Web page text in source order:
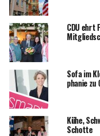
CDU ehrt
Sofa im
pha­nie
Kühe,
Schotte